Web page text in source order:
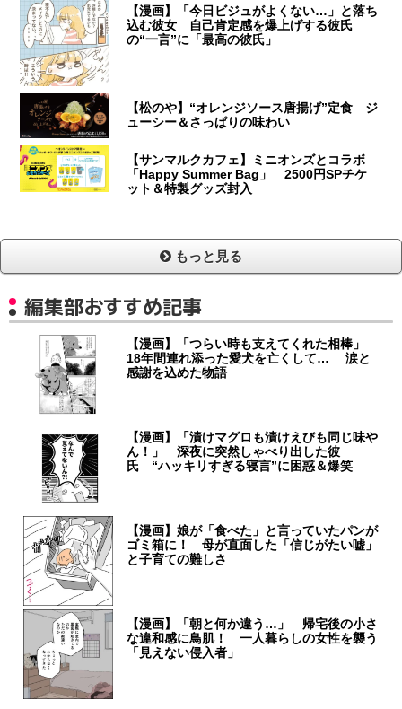
【漫画】「今日ビジュがよくない…」と落ち
込む彼女 自己肯定感を爆上げする彼氏
の“一言”に「最高の彼氏」
【松のや】“オレンジソース唐揚げ”定食 ジ
ューシー＆さっぱりの味わい
【サンマルクカフェ】ミニオンズとコラボ
「Happy Summer Bag」 2500円SPチケ
ット＆特製グッズ封入
もっと見る
編集部おすすめ記事
【漫画】「つらい時も支えてくれた相棒」
18年間連れ添った愛犬を亡くして… 涙と
感謝を込めた物語
【漫画】「漬けマグロも漬けえびも同じ味や
ん！」 深夜に突然しゃべり出した彼
氏 “ハッキリすぎる寝言”に困惑＆爆笑
【漫画】娘が「食べた」と言っていたパンが
ゴミ箱に！ 母が直面した「信じがたい嘘」
と子育ての難しさ
【漫画】「朝と何か違う…」 帰宅後の小さ
な違和感に鳥肌！ 一人暮らしの女性を襲う
「見えない侵入者」